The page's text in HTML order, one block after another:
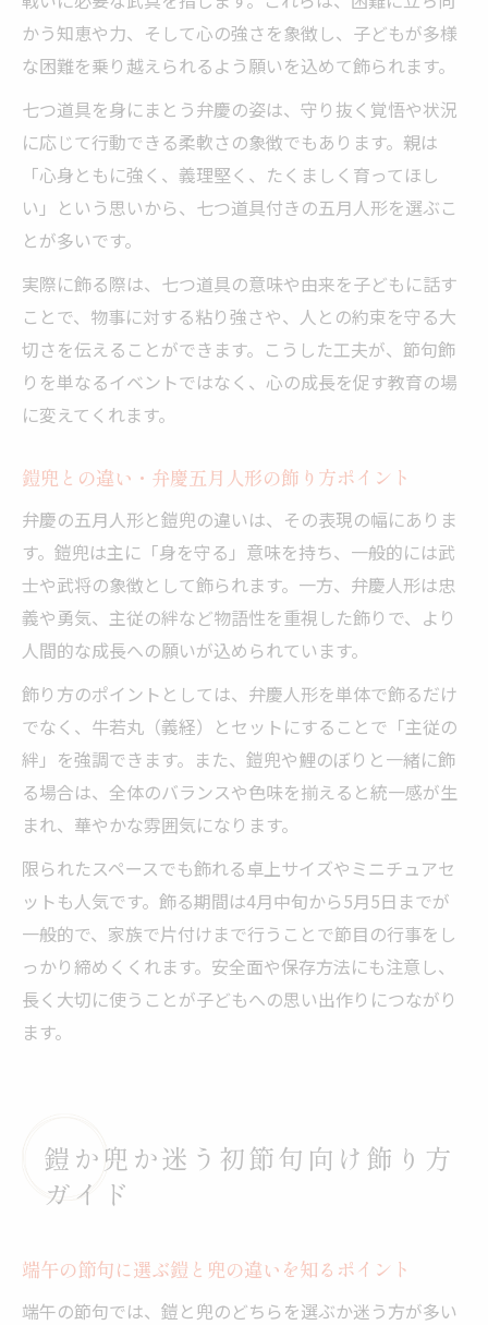
かう知恵や力、そして心の強さを象徴し、子どもが多様
な困難を乗り越えられるよう願いを込めて飾られます。
七つ道具を身にまとう弁慶の姿は、守り抜く覚悟や状況
に応じて行動できる柔軟さの象徴でもあります。親は
「心身ともに強く、義理堅く、たくましく育ってほし
い」という思いから、七つ道具付きの五月人形を選ぶこ
とが多いです。
実際に飾る際は、七つ道具の意味や由来を子どもに話す
ことで、物事に対する粘り強さや、人との約束を守る大
切さを伝えることができます。こうした工夫が、節句飾
りを単なるイベントではなく、心の成長を促す教育の場
に変えてくれます。
鎧兜との違い・弁慶五月人形の飾り方ポイント
弁慶の五月人形と鎧兜の違いは、その表現の幅にありま
す。鎧兜は主に「身を守る」意味を持ち、一般的には武
士や武将の象徴として飾られます。一方、弁慶人形は忠
義や勇気、主従の絆など物語性を重視した飾りで、より
人間的な成長への願いが込められています。
飾り方のポイントとしては、弁慶人形を単体で飾るだけ
でなく、牛若丸（義経）とセットにすることで「主従の
絆」を強調できます。また、鎧兜や鯉のぼりと一緒に飾
る場合は、全体のバランスや色味を揃えると統一感が生
まれ、華やかな雰囲気になります。
限られたスペースでも飾れる卓上サイズやミニチュアセ
ットも人気です。飾る期間は4月中旬から5月5日までが
一般的で、家族で片付けまで行うことで節目の行事をし
っかり締めくくれます。安全面や保存方法にも注意し、
長く大切に使うことが子どもへの思い出作りにつながり
ます。
鎧か兜か迷う初節句向け飾り方
ガイド
端午の節句に選ぶ鎧と兜の違いを知るポイント
端午の節句では、鎧と兜のどちらを選ぶか迷う方が多い